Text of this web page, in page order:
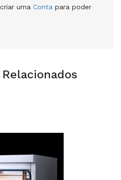
uma Conta para poder